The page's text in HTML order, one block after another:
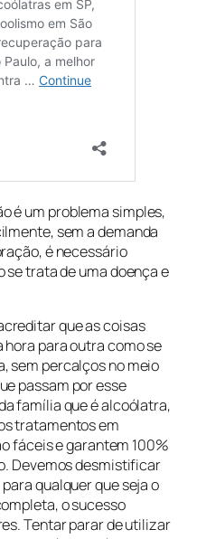
é um problema simples,
sem a demanda
é necessário
trata de uma doença e
que as coisas
hora para outra como se
sem percalços no meio
passam por esse
família que é alcoólatra,
tratamentos em
fáceis e garantem 100%
Devemos desmistificar
qualquer que seja o
o sucesso
Tentar parar de utilizar